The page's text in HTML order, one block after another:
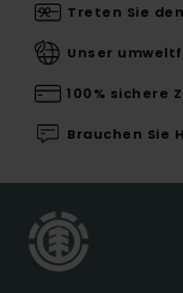
Treten Sie
Unser
100% sichere
Brauchen Sie